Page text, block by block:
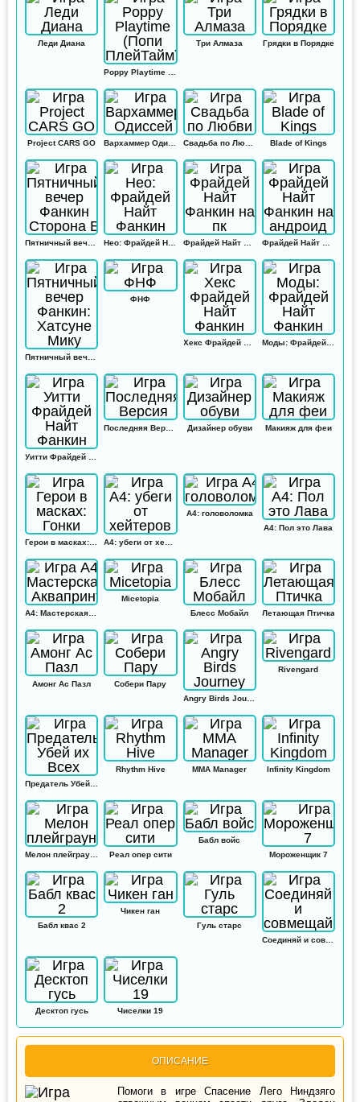
ОПИСАНИЕ
Помоги в игре Спасение Лего Ниндзяго
Леди Диана Три Алмаза Грядки в Порядке
Project CARS GO Свадьба по Любви Blade of Kings
ФНФ
Моды: Фрайдей Найт Фанкин
Дизайнер обуви Макияж для феи
А4: головоломка
А4: Пол это Лава
Micetopia
Блесс Мобайл
Летающая Птичка
Амонг Ас Пазл
Собери Пару
Angry Birds Journey
Rivengard
Rhythm Hive MMA Manager Infinity Kingdom
Реал опер сити
Бабл войс
Мороженщик 7
Бабл квас 2
Чикен ган
Гуль старс
Соединяй и совмещай
Десктоп гусь Чиселки 19